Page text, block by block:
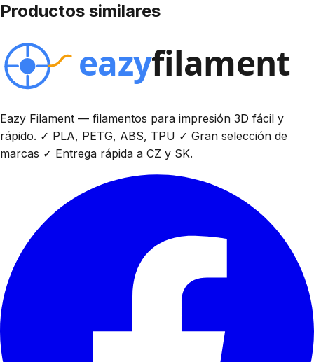
Productos similares
Eazy Filament — filamentos para impresión 3D fácil y
rápido. ✓ PLA, PETG, ABS, TPU ✓ Gran selección de
marcas ✓ Entrega rápida a CZ y SK.